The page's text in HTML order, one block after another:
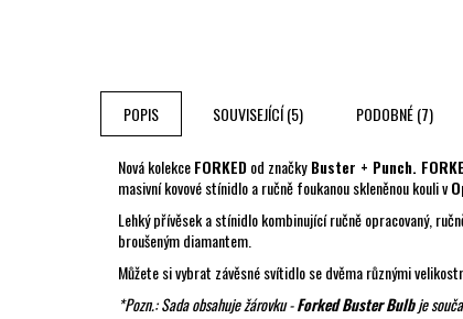
POPIS SOUVISEJÍCÍ (5) PODOBNÉ (7)
Nová kolekceFORKEDod značkyBuster + Punch.
masivní kovové stínidlo a ručně foukanou skleněnou kouli v
Lehký přívěsek a stínidlo kombinující ručně opracovaný,
broušeným diamantem.
Můžete si vybrat závěsné svítidlo se dvěma různými
*Pozn.: Sada obsahuje žárovku -Forked Buster Bulbje